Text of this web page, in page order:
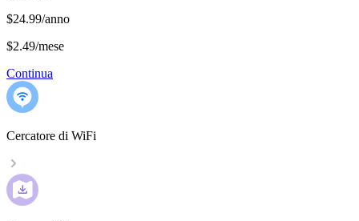
$24.99/anno
$2.49/mese
Continua
Cercatore di WiFi